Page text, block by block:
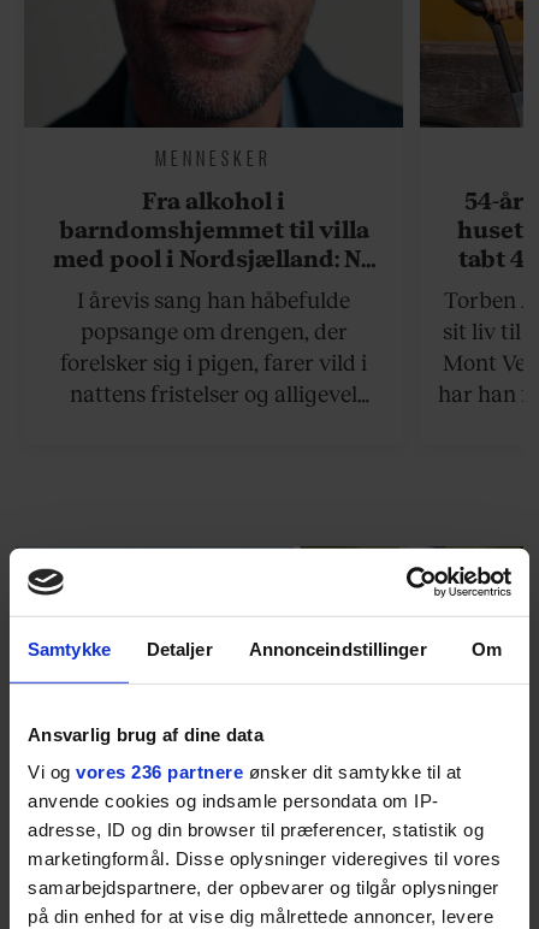
Samtykke Detaljer Annonceindstillinger Om
Ansvarlig brug af dine data
Vi og vores 236 partnere ønsker dit samtykke til at
anvende cookies og indsamle persondata om IP-
adresse, ID og din browser til præferencer, statistik og
marketingformål. Disse oplysninger videregives til vores
samarbejdspartnere, der opbevarer og tilgår oplysninger
på din enhed for at vise dig målrettede annoncer, levere
MENNESKER
Fra alkohol i
barndomshjemmet til villa
med pool i Nordsjælland: Nu
skal du høre sandheden om
Rasmus Seebach
I årevis sang han håbefulde
popsange om drengen, der
forelsker sig i pigen, farer vild i
nattens fristelser og alligevel
blevet voksen. Her indtager
Danmarks største popstjerne selv
fortællerens plads i et portræt om
arv, angst, familieliv, frygten for
på.
54-
huset
tabt
Torben
sit liv til
Mont
har han
SPONSORERET INDHOLD
BOSS’ nye tennis-kollektion er relevant langt ud over
banen
Fra BOSS OPEN i Stuttgart til det kommende partnerskab
med Australian Open cementerer BOSS sin position i